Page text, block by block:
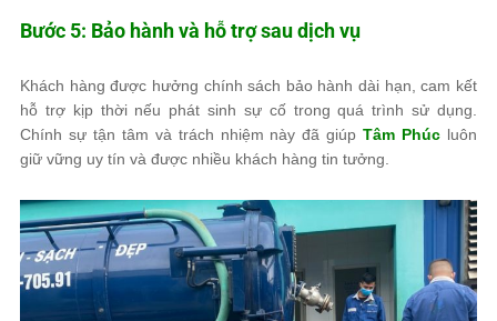
Bước 5: Bảo hành và hỗ trợ sau dịch vụ
Khách hàng được hưởng chính sách bảo hành dài hạn, cam kết
hỗ trợ kịp thời nếu phát sinh sự cố trong quá trình sử dụng.
Chính sự tận tâm và trách nhiệm này đã giúpTâm Phúc luôn
giữ vững uy tín và được nhiều khách hàng tin tưởng.